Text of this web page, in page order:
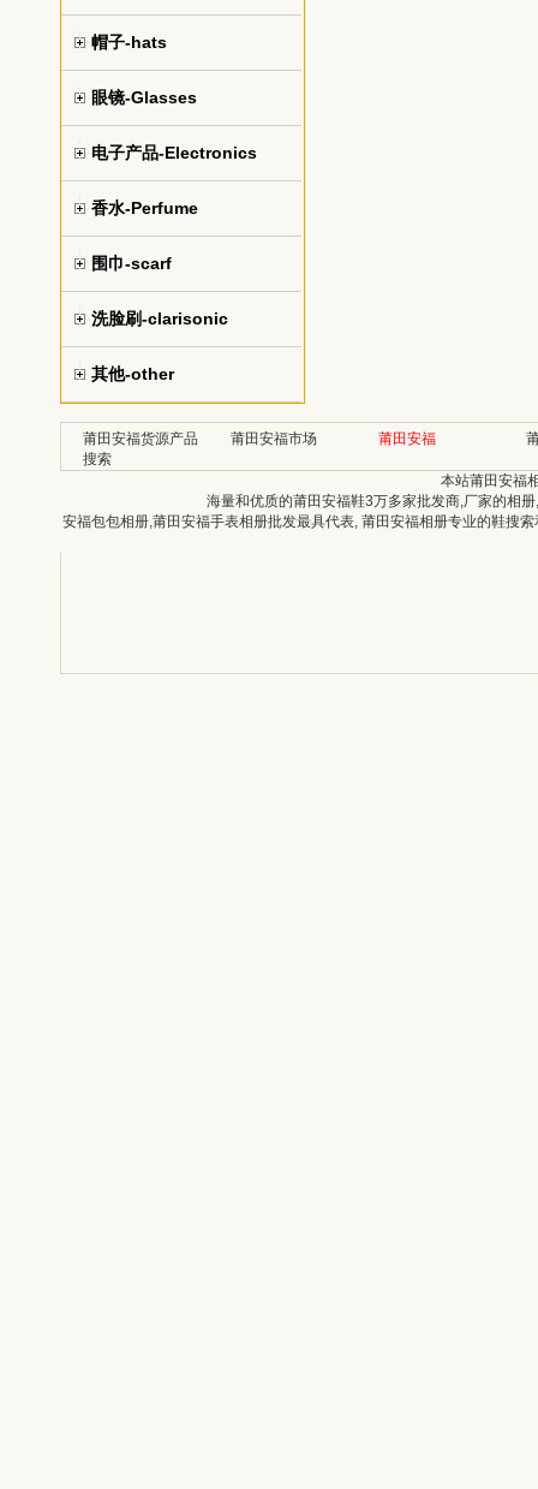
帽子-hats
眼镜-Glasses
电子产品-Electronics
香水-Perfume
围巾-scarf
洗脸刷-clarisonic
其他-other
莆田安福货源产品
搜索
莆田安福市场 莆田安福
本站莆田安福
海量和优质的莆田安福鞋3万多家批发商,厂家的相
安福包包相册,莆田安福手表相册批发最具代表, 莆田安福相册专业的鞋搜